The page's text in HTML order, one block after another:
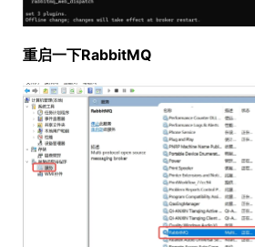
重启一下RabbitMQ